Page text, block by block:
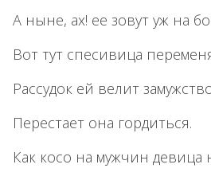
А ныне, ах! ее зовут уж на
Вот тут спесивица
Рассудок ей велит
Перестает она гордиться.
Как косо на мужчин девица